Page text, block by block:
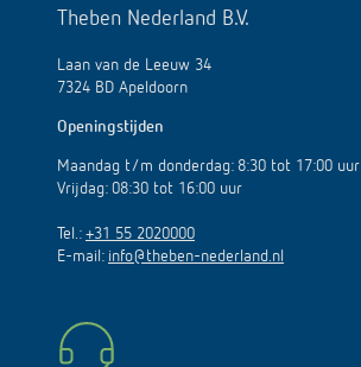
Theben Nederland B.V.
Laan van de Leeuw 34
7324 BD Apeldoorn
Openingstijden
Maandag t/m donderdag: 8:30 tot 17:00 uur
Vrijdag: 08:30 tot 16:00 uur
Tel.: +31 55 2020000
E-mail: info@theben-nederland.nl